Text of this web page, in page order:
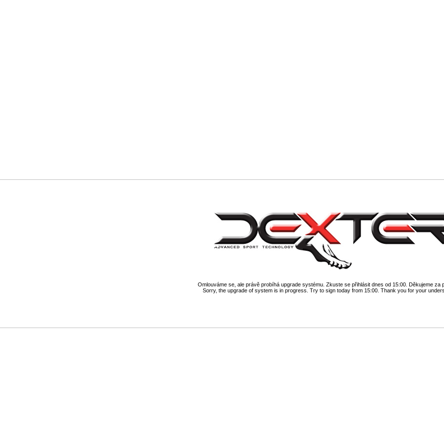
Omlouváme se, ale právě probíhá upgrade systému. Zkuste se přihlásit dnes od 15:00. Děkujeme za
Sorry, the upgrade of system is in progress. Try to sign today from 15:00. Thank you for your